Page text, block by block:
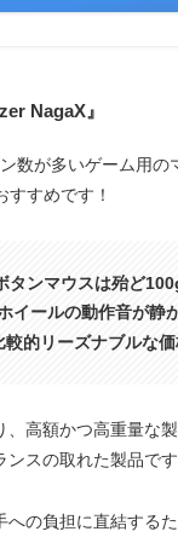
NagaX』
数が多いゲーム用の
すすめです！
タンマウスは殆ど
イールの動作音が静
較的リーズナブルな
、高額かつ高重量な
スの取れた製品です
への負担に直結する